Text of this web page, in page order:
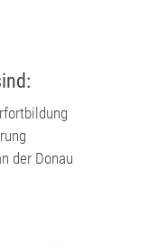
der Donau